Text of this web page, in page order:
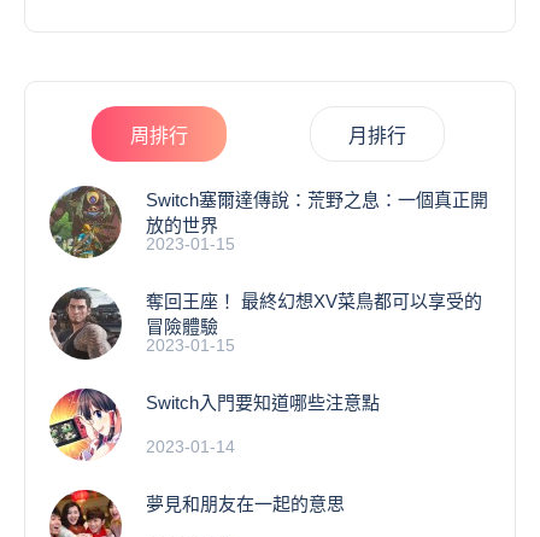
周排行 月排行
Switch塞爾達傳說：荒野之息：一個真正開
放的世界
2023-01-15
奪回王座！ 最終幻想XV菜鳥都可以享受的
冒險體驗
2023-01-15
Switch入門要知道哪些注意點
2023-01-14
夢見和朋友在一起的意思